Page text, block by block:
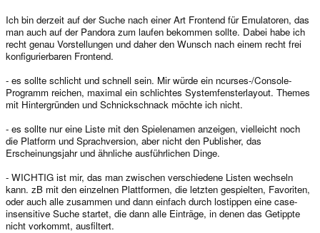
Ich bin derzeit auf der Suche nach einer Art Frontend für Emulatoren, das
man auch auf der Pandora zum laufen bekommen sollte. Dabei habe ich
recht genau Vorstellungen und daher den Wunsch nach einem recht frei
konfigurierbaren Frontend.
- es sollte schlicht und schnell sein. Mir würde ein ncurses-/Console-
Programm reichen, maximal ein schlichtes Systemfensterlayout. Themes
mit Hintergründen und Schnickschnack möchte ich nicht.
- es sollte nur eine Liste mit den Spielenamen anzeigen, vielleicht noch
die Platform und Sprachversion, aber nicht den Publisher, das
Erscheinungsjahr und ähnliche ausführlichen Dinge.
- WICHTIG ist mir, das man zwischen verschiedene Listen wechseln
kann. zB mit den einzelnen Plattformen, die letzten gespielten, Favoriten,
oder auch alle zusammen und dann einfach durch lostippen eine case-
insensitive Suche startet, die dann alle Einträge, in denen das Getippte
nicht vorkommt, ausfiltert.